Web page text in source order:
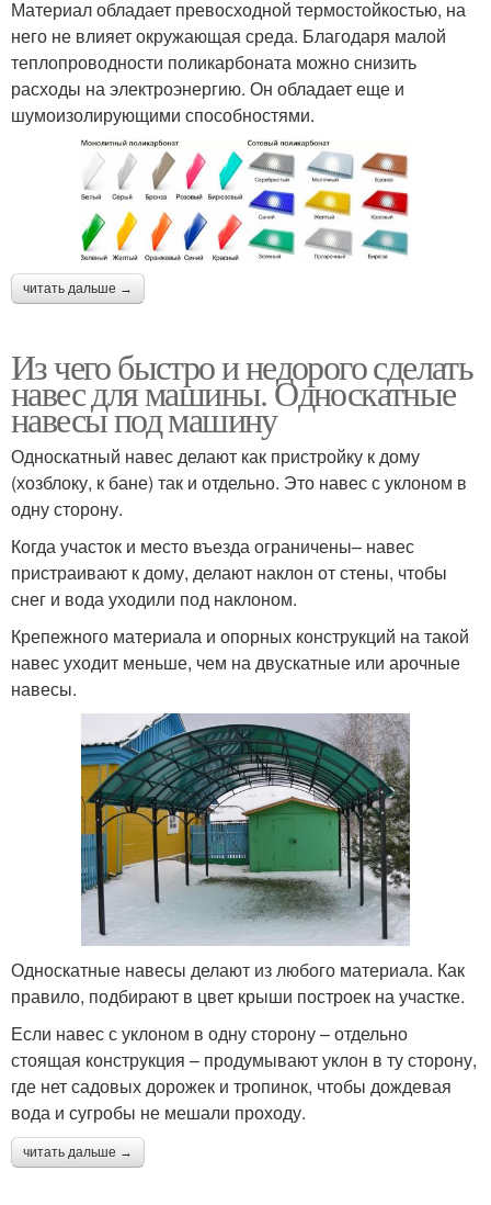
Материал обладает превосходной термостойкостью, на
него не влияет окружающая среда. Благодаря малой
теплопроводности поликарбоната можно снизить
расходы на электроэнергию. Он обладает еще и
шумоизолирующими способностями.
читать дальше →
Из чего быстро и недорого сделать
навес для машины. Односкатные
навесы под машину
Односкатный навес делают как пристройку к дому
(хозблоку, к бане) так и отдельно. Это навес с уклоном в
одну сторону.
Когда участок и место въезда ограничены– навес
пристраивают к дому, делают наклон от стены, чтобы
снег и вода уходили под наклоном.
Крепежного материала и опорных конструкций на такой
навес уходит меньше, чем на двускатные или арочные
навесы.
Односкатные навесы делают из любого материала. Как
правило, подбирают в цвет крыши построек на участке.
Если навес с уклоном в одну сторону – отдельно
стоящая конструкция – продумывают уклон в ту сторону,
где нет садовых дорожек и тропинок, чтобы дождевая
вода и сугробы не мешали проходу.
читать дальше →